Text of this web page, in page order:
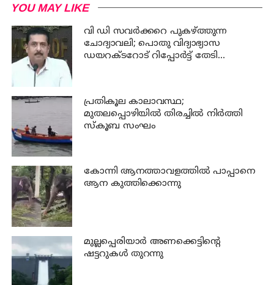
YOU MAY LIKE
വി ഡി സവര്‍ക്കറെ പുകഴ്ത്തുന്ന
ചോദ്യാവലി; പൊതു വിദ്യാഭ്യാസ
ഡയറക്ടറോട് റിപ്പോര്‍ട്ട് തേടി
പ്രതികൂല കാലാവസ്ഥ;
മുതലപ്പൊഴിയില്‍ തിരച്ചില്‍ നിര്‍ത്തി
സ്കൂബ സംഘം
കോന്നി ആനത്താവളത്തില്‍ പാപ്പാനെ
ആന കുത്തിക്കൊന്നു
മുല്ലപ്പെരിയാര്‍ അണക്കെട്ടിന്റെ
ഷട്ടറുകള്‍ തുറന്നു